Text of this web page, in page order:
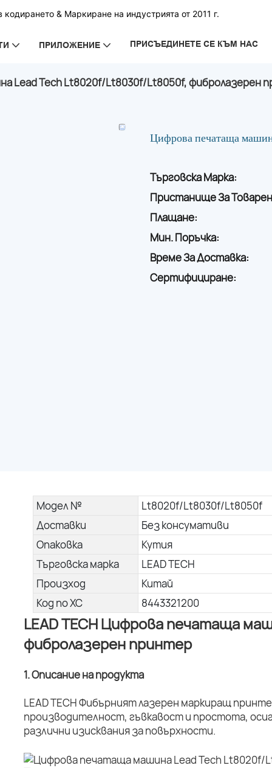
& Маркиране на индустрията от 2011 г.
ПРИЛОЖЕНИЕ ПРИСЪЕДИНЕТЕ СЕ КЪМ НАС
Lead Tech Lt8020f/Lt8030f/Lt8050f, фибролазерен
Цифрова печатаща
Търговска Марка:
Пристанище За
Плащане:
Мин. Поръчка:
Време За Доставка:
Сертифициране:
Модел №
Lt8020f/Lt8030f/Lt8050f
Доставки
Без консумативи
Опаковка
Кутия
Търговска марка
LEAD TECH
Произход
Китай
Код по ХС
8443321200
LEAD TECH Цифрова печатаща
фибролазерен принтер
1. Описание на продукта
LEAD TECH Фибърният лазерен маркиращ
производителност, гъвкавост и простота,
различни изисквания за повърхности.